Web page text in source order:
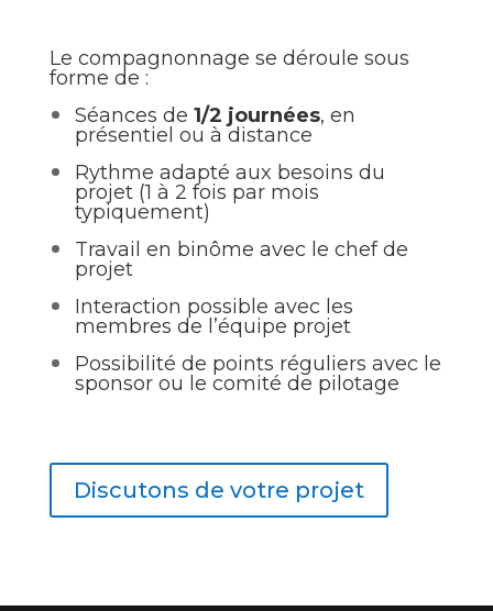
Le compagnonnage se déroule sous
forme de :
Séances de 1/2 journées, en
présentiel ou à distance
Rythme adapté aux besoins du
projet (1 à 2 fois par mois
typiquement)
Travail en binôme avec le chef de
projet
Interaction possible avec les
membres de l’équipe projet
Possibilité de points réguliers avec le
sponsor ou le comité de pilotage
Discutons de votre projet